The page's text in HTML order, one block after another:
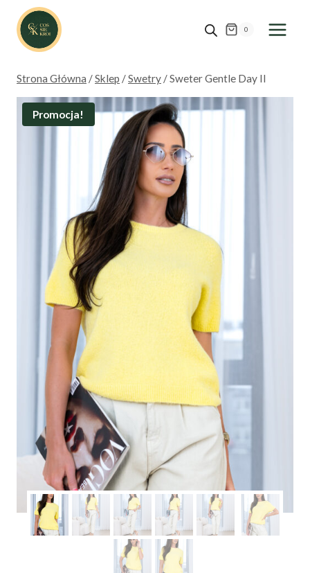
Przejdź
treści
0
Strona Główna /Sklep /Swetry /Sweter Gentle Day II
Promocja!